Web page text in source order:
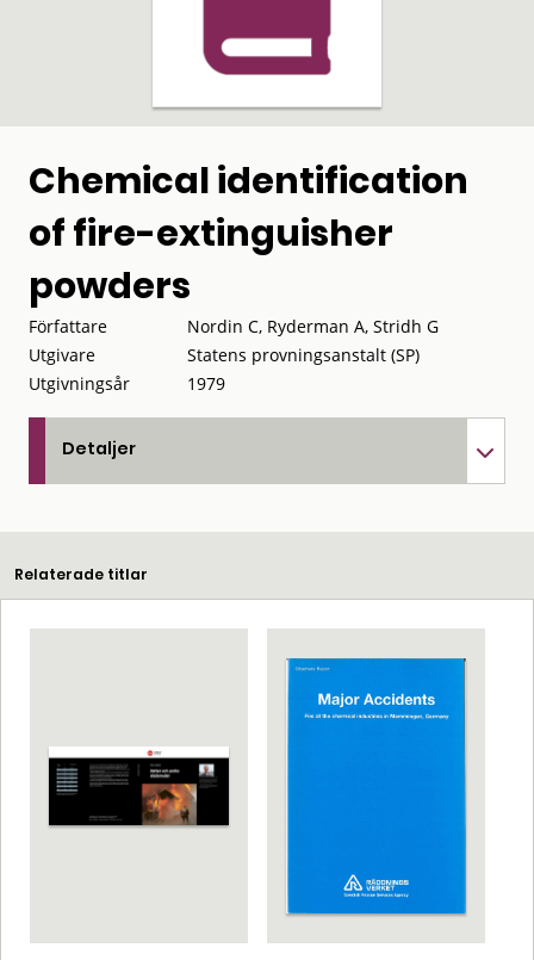
Chemical identification
of fire-extinguisher
powders
Författare
Nordin C, Ryderman A, Stridh G
Utgivare
Statens provningsanstalt (SP)
Utgivningsår
1979
Detaljer
Relaterade titlar